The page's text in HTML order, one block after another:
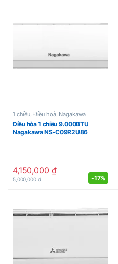
1 chiều, Điều hoà, Nagakawa
Điều hòa 1 chiều 9.000BTU
Nagakawa NS-C09R2U86
4,150,000 ₫
5,000,000₫ -17%